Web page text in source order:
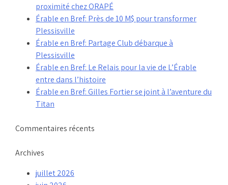
proximité chez ORAPÉ
Érable en Bref: Près de 10 M$ pour transformer
Plessisville
Érable en Bref: Partage Club débarque à
Plessisville
Érable en Bref: Le Relais pour la vie de L’Érable
entre dans l’histoire
Érable en Bref: Gilles Fortier se joint à l’aventure du
Titan
Commentaires récents
Archives
juillet 2026